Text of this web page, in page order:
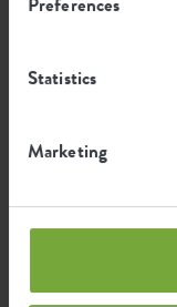
Statistics
Marketing
produit, nous
le poids de chaque
Source : Anthesis